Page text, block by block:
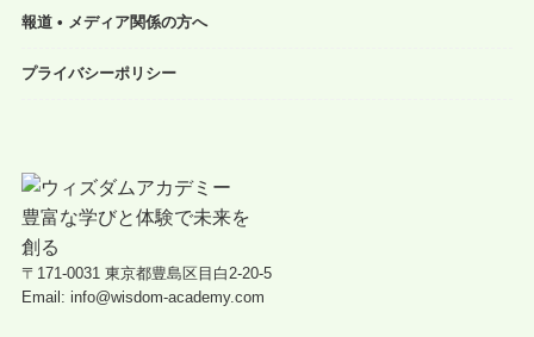
報道 • メディア関係の方へ
プライバシーポリシー
〒171-0031 東京都豊島区目白2-20-5
Email: info@wisdom-academy.com